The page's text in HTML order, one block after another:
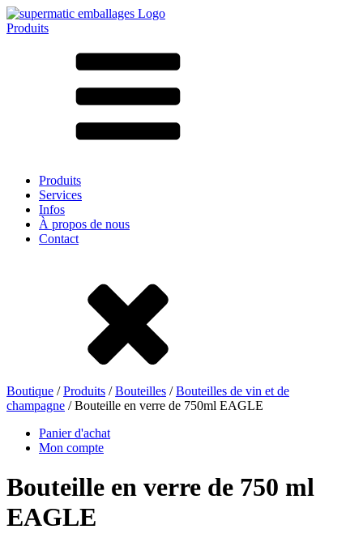
Produits
LD-PE
Sachets et bag-in-box
Produits chimiques (267)
Produits
Services
Infos
À propos de nous
Contact
Boutique /Produits /Bouteilles /Bouteilles de vin et de
champagne / Bouteille en verre de 750ml EAGLE
Panier d'achat
Mon compte
Bouteille en verre de 750 ml
EAGLE